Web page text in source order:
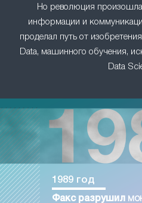
Но революция
информации и
проделал путь от
Data, машинного обучения,
Data
1989 год
Факс разрушил